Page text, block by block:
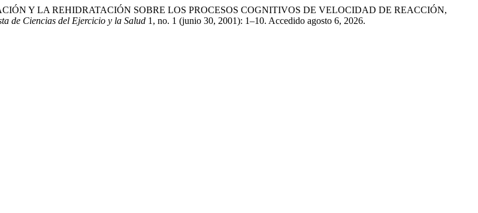
Y LA REHIDRATACIÓN SOBRE LOS PROCESOS COGNITIVOS DE VELOCIDAD DE REACCIÓN,
de Ciencias del Ejercicio y la Salud 1, no. 1 (junio 30, 2001): 1–10. Accedido agosto 6, 2026.